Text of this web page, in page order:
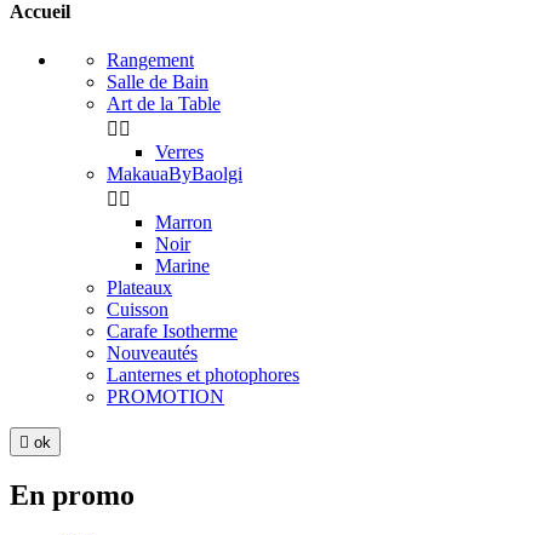
Accueil
Rangement
Salle de Bain
Art de la Table
 
Verres
MakauaByBaolgi
 
Marron
Noir
Marine
Plateaux
Cuisson
Carafe Isotherme
Nouveautés
Lanternes et photophores
PROMOTION
 ok
En promo